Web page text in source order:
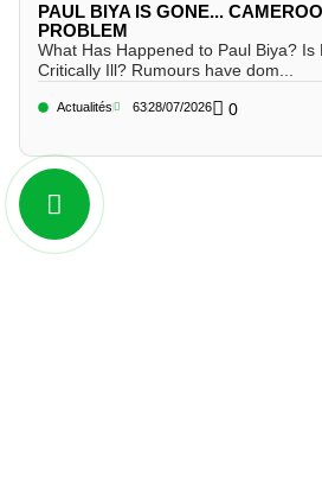
PAUL BIYA IS GONE...
PROBLEM
What Has Happened to Paul Biya? Is
Critically Ill? Rumours have dom...
Actualités 6328/07/2026 0